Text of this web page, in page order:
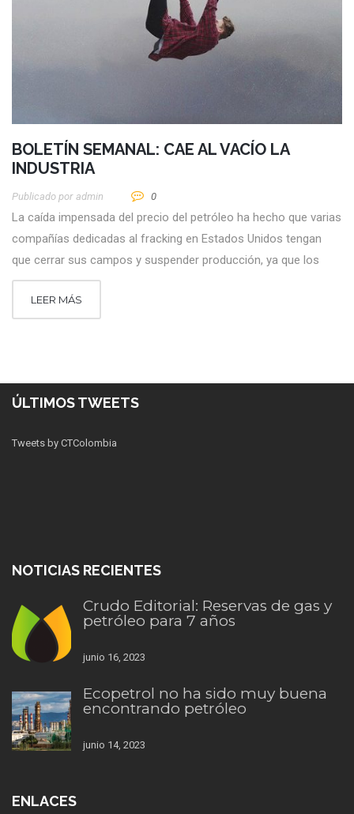
BOLETÍN SEMANAL: CAE AL VACÍO LA
INDUSTRIA
Publicado por Admin 0
La caída impensada del precio del petróleo ha hecho que varias
compañías dedicadas al fracking en Estados Unidos tengan
que cerrar sus campos y suspender producción, ya que los
LEER MÁS
ÚLTIMOS TWEETS
Tweets by CTColombia
NOTICIAS RECIENTES
Crudo Editorial: Reservas de gas y
petróleo para 7 años
junio 16, 2023
Ecopetrol no ha sido muy buena
encontrando petróleo
junio 14, 2023
ENLACES